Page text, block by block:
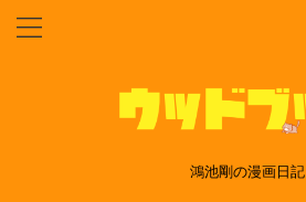
鴻池剛の漫画日記